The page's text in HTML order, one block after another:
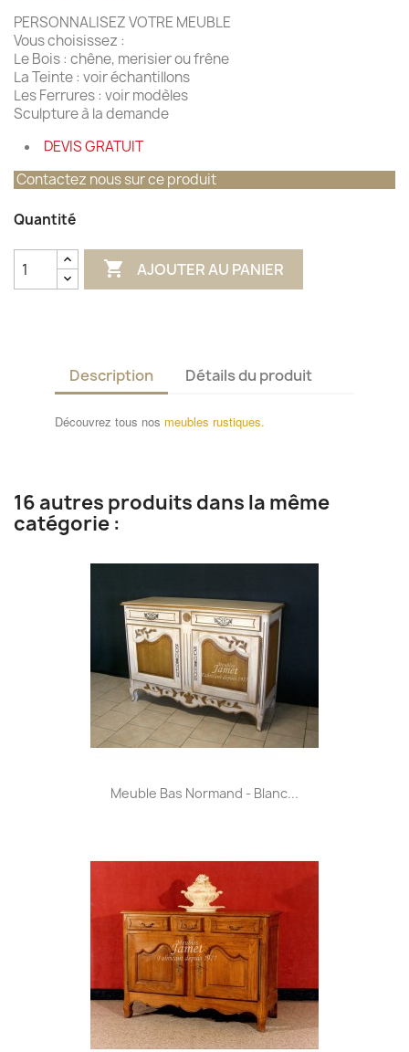
PERSONNALISEZ VOTRE MEUBLE
Vous choisissez :
Le Bois : chêne, merisier ou frêne
La Teinte : voir échantillons
Les Ferrures : voir modèles
Sculpture à la demande
DEVIS GRATUIT
Contactez nous sur ce produit
Quantité
 AJOUTER AU PANIER
Description Détails du produit
Découvrez tous nos meubles rustiques.
16 autres produits dans la même
catégorie :
Meuble Bas Normand - Blanc...